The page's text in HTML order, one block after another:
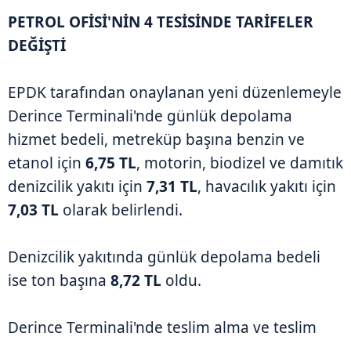
PETROL OFİSİ'NİN 4 TESİSİNDE TARİFELER
DEĞİŞTİ
EPDK tarafından onaylanan yeni düzenlemeyle
Derince Terminali'nde günlük depolama
hizmet bedeli, metreküp başına benzin ve
etanol için 6,75 TL, motorin, biodizel ve damıtık
denizcilik yakıtı için 7,31 TL, havacılık yakıtı için
7,03 TL olarak belirlendi.
Denizcilik yakıtında günlük depolama bedeli
ise ton başına 8,72 TL oldu.
Derince Terminali'nde teslim alma ve teslim